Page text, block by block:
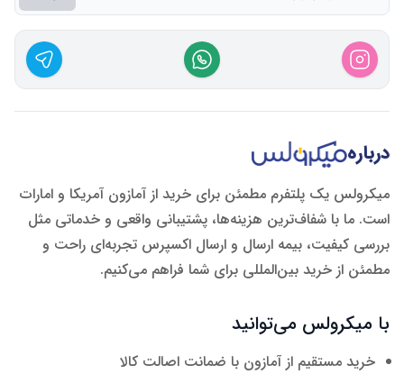
درباره
میکرولس یک پلتفرم مطمئن برای خرید از آمازون آمریکا و امارات
است. ما با شفاف‌ترین هزینه‌ها، پشتیبانی واقعی و خدماتی مثل
بررسی کیفیت، بیمه ارسال و ارسال اکسپرس تجربه‌ای راحت و
مطمئن از خرید بین‌المللی برای شما فراهم می‌کنیم.
با میکرولس می‌توانید
خرید مستقیم از آمازون با ضمانت اصالت کالا